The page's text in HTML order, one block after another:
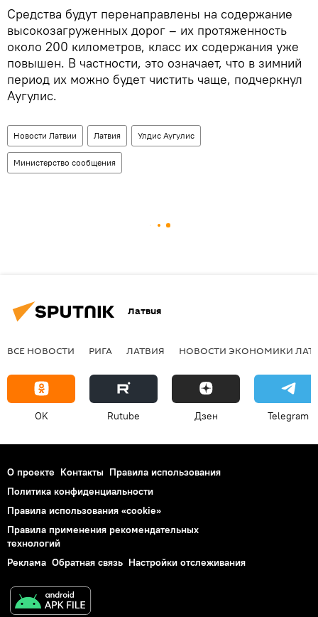
Средства будут перенаправлены на содержание
высокозагруженных дорог – их протяженность
около 200 километров, класс их содержания уже
повышен. В частности, это означает, что в зимний
период их можно будет чистить чаще, подчеркнул
Аугулис.
Новости Латвии Латвия Улдис Аугулис
Министерство сообщения
Латвия
ВСЕ НОВОСТИ РИГА ЛАТВИЯ НОВОСТИ ЭКОНОМИКИ
OK Rutube Дзен Telegram
О проекте Контакты Правила использования
Политика конфиденциальности
Правила использования «cookie»
Правила применения рекомендательных
технологий
Реклама Обратная связь Настройки отслеживания